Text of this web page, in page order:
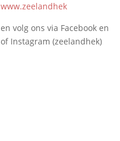
www.zeelandhek
en volg ons via Facebook en
of Instagram (zeelandhek)